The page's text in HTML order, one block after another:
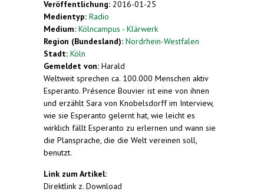
Veröffentlichung: 2016-01-25
Medientyp: Radio
Medium: Kölncampus - Klärwerk
Region (Bundesland): Nordrhein-Westfalen
Stadt: Köln
Gemeldet von: Harald
Weltweit sprechen ca. 100.000 Menschen aktiv
Esperanto. Présence Bouvier ist eine von ihnen
und erzählt Sara von Knobelsdorff im Interview,
wie sie Esperanto gelernt hat, wie leicht es
wirklich fällt Esperanto zu erlernen und wann sie
die Plansprache, die die Welt vereinen soll,
benutzt.
Link zum Artikel:
Direktlink z. Download